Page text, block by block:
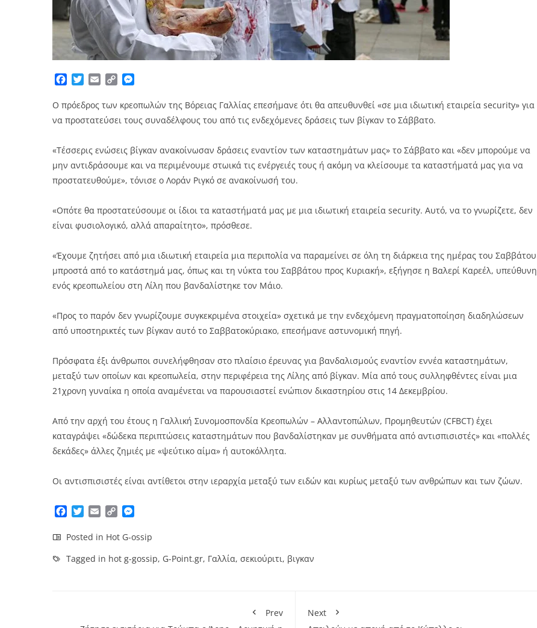
Facebook
TwitterEmailCopy
Ο πρόεδρος των κρεοπωλών της Βόρειας Γαλλίας επεσήμανε ότι θα απευθυνθεί «σε μια ιδιωτική εταιρεία security» για
να προστατεύσει τους συναδέλφους του από τις ενδεχόμενες δράσεις των βίγκαν το Σάββατο.
«Τέσσερις ενώσεις βίγκαν ανακοίνωσαν δράσεις εναντίον των καταστημάτων μας» το Σάββατο και «δεν μπορούμε να
μην αντιδράσουμε και να περιμένουμε στωικά τις ενέργειές τους ή ακόμη να κλείσουμε τα καταστήματά μας για να
προστατευθούμε», τόνισε ο Λοράν Ριγκό σε ανακοίνωσή του.
«Οπότε θα προστατεύσουμε οι ίδιοι τα καταστήματά μας με μια ιδιωτική εταιρεία security. Αυτό, να το γνωρίζετε, δεν
είναι φυσιολογικό, αλλά απαραίτητο», πρόσθεσε.
«Έχουμε ζητήσει από μια ιδιωτική εταιρεία μια περιπολία να παραμείνει σε όλη τη διάρκεια της ημέρας του Σαββάτου
μπροστά από το κατάστημά μας, όπως και τη νύκτα του Σαββάτου προς Κυριακή», εξήγησε η Βαλερί Καρεέλ, υπεύθυνη
ενός κρεοπωλείου στη Λίλη που βανδαλίστηκε τον Μάιο.
«Προς το παρόν δεν γνωρίζουμε συγκεκριμένα στοιχεία» σχετικά με την ενδεχόμενη πραγματοποίηση διαδηλώσεων
από υποστηρικτές των βίγκαν αυτό το Σαββατοκύριακο, επεσήμανε αστυνομική πηγή.
Πρόσφατα έξι άνθρωποι συνελήφθησαν στο πλαίσιο έρευνας για βανδαλισμούς εναντίον εννέα καταστημάτων,
μεταξύ των οποίων και κρεοπωλεία, στην περιφέρεια της Λίλης από βίγκαν. Μία από τους συλληφθέντες είναι μια
21χρονη γυναίκα η οποία αναμένεται να παρουσιαστεί ενώπιον δικαστηρίου στις 14 Δεκεμβρίου.
Από την αρχή του έτους η Γαλλική Συνομοσπονδία Κρεοπωλών – Αλλαντοπώλων, Προμηθευτών (CFBCT) έχει
καταγράψει «δώδεκα περιπτώσεις καταστημάτων που βανδαλίστηκαν με συνθήματα από αντισπισιστές» και «πολλές
δεκάδες» άλλες ζημιές με «ψεύτικο αίμα» ή αυτοκόλλητα.
Οι αντισπισιστές είναι αντίθετοι στην ιεραρχία μεταξύ των ειδών και κυρίως μεταξύ των ανθρώπων και των ζώων.
Facebook
TwitterEmailCopy
Posted in Hot G-ossip
Tagged in hot g-gossip, G-Point.gr, Γαλλία, σεκιούριτι, βιγκαν
Prev
Next